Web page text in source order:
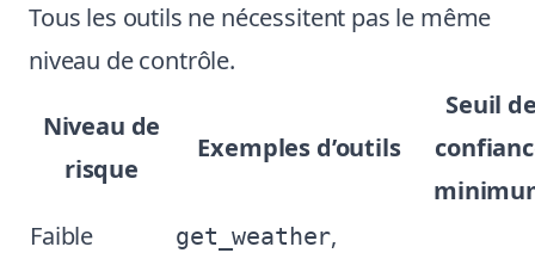
Tous les outils ne nécessitent pas le même
niveau de contrôle.
Niveau de
risque
Exemples d’outils
Seuil
Faible
get_weather,